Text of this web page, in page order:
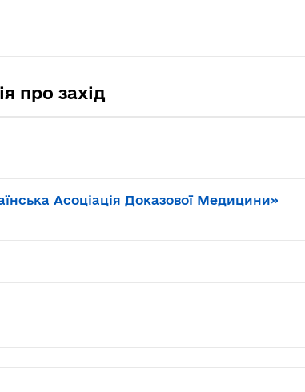
про захід
Асоціація Доказової Медицини»